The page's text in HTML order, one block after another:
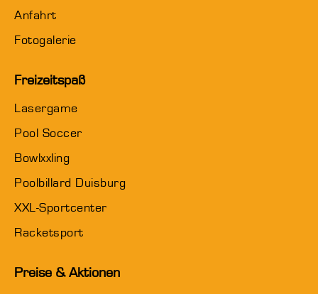
Anfahrt
Fotogalerie
Freizeitspaß
Lasergame
Pool Soccer
Bowlxxling
Poolbillard Duisburg
XXL-Sportcenter
Racketsport
Preise & Aktionen